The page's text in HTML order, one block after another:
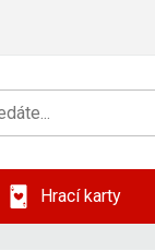
Hrací karty